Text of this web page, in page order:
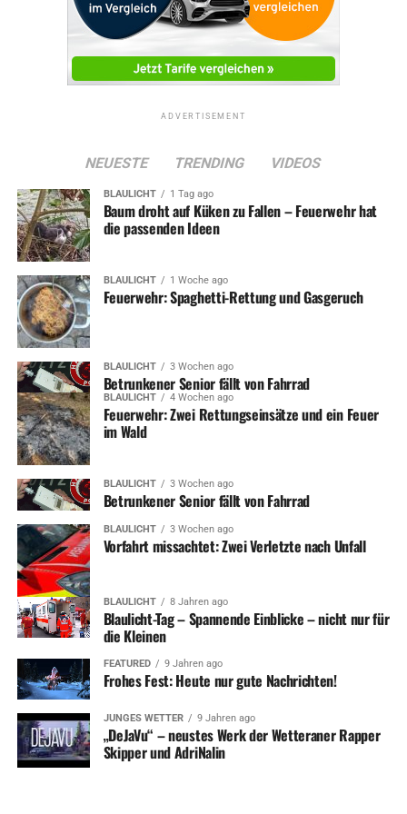
ADVERTISEMENT
NEUESTE TRENDING VIDEOS
BLAULICHT 1 Tag ago
Baum droht auf Küken zu Fallen – Feuerwehr hat
die passenden Ideen
BLAULICHT 1 Woche ago
Feuerwehr: Spaghetti-Rettung und Gasgeruch
BLAULICHT 3 Wochen ago
Betrunkener Senior fällt von Fahrrad
BLAULICHT 4 Wochen ago
Feuerwehr: Zwei Rettungseinsätze und ein Feuer
im Wald
BLAULICHT 3 Wochen ago
Betrunkener Senior fällt von Fahrrad
BLAULICHT 3 Wochen ago
Vorfahrt missachtet: Zwei Verletzte nach Unfall
BLAULICHT 8 Jahren ago
Blaulicht-Tag – Spannende Einblicke – nicht nur für
die Kleinen
FEATURED 9 Jahren ago
Frohes Fest: Heute nur gute Nachrichten!
JUNGES WETTER 9 Jahren ago
„DeJaVu“ – neustes Werk der Wetteraner Rapper
Skipper und AdriNalin